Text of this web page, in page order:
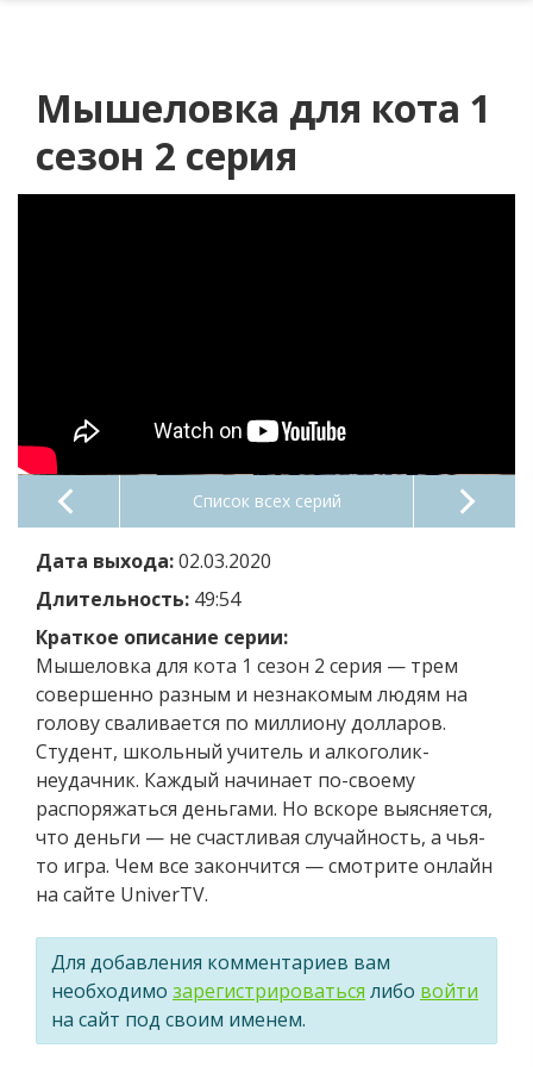
Мышеловка для кота 1
сезон 2 серия
Список всех серий
Дата выхода:02.03.2020
Длительность: 49:54
Краткое описание серии:
Мышеловка для кота 1 сезон 2 серия — трем
совершенно разным и незнакомым людям на
голову сваливается по миллиону долларов.
Студент, школьный учитель и алкоголик-
неудачник. Каждый начинает по-своему
распоряжаться деньгами. Но вскоре выясняется,
что деньги — не счастливая случайность, а чья-
то игра. Чем все закончится — смотрите онлайн
на сайте UniverTV.
Для добавления комментариев вам
необходимо зарегистрироваться либо войти
на сайт под своим именем.